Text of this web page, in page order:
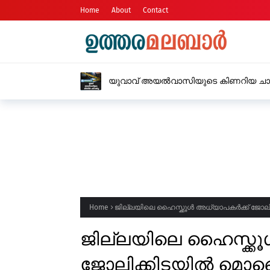
Home About Contact
യുവാവ് അയൽവാസിയുടെ കിണറിയ
Home ജില്ലയിലെ ഹൈസ്ക്കൂൾ അധ്യാപകർക്ക്
ജില്ലയിലെ
ജോലിക്കിടയിൽ